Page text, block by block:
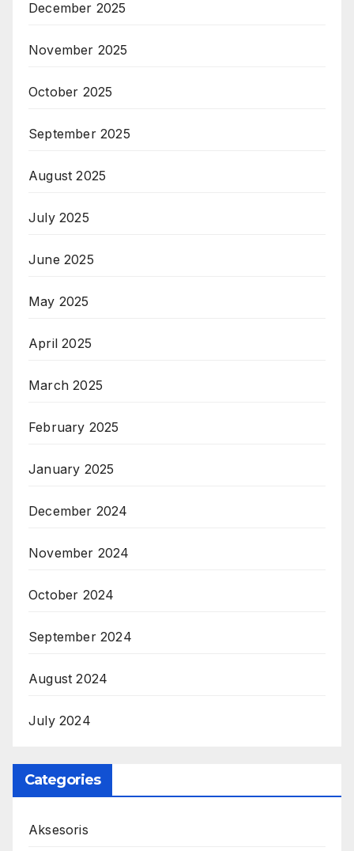
December 2025
November 2025
October 2025
September 2025
August 2025
July 2025
June 2025
May 2025
April 2025
March 2025
February 2025
January 2025
December 2024
November 2024
October 2024
September 2024
August 2024
July 2024
Categories
Aksesoris